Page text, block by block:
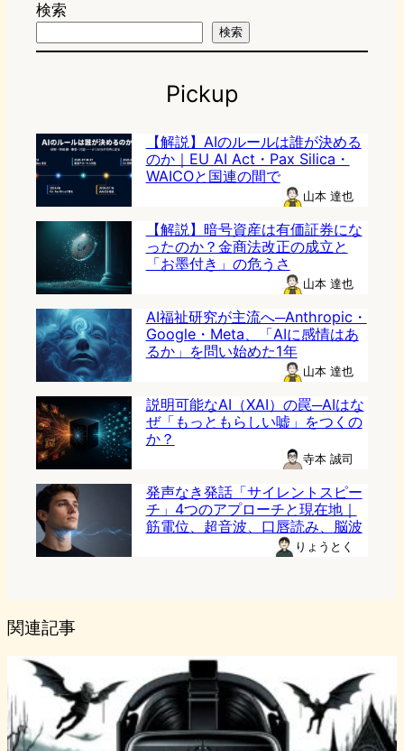
検索
検索
Pickup
【解説】AIのルールは誰が決める
のか｜EU AI Act・Pax Silica・
WAICOと国連の間で
山本 達也
【解説】暗号資産は有価証券にな
ったのか？金商法改正の成立と
「お墨付き」の危うさ
山本 達也
AI福祉研究が主流へ─Anthropic・
Google・Meta、「AIに感情はあ
るか」を問い始めた1年
山本 達也
説明可能なAI（XAI）の罠─AIはな
ぜ「もっともらしい嘘」をつくの
か？
寺本 誠司
発声なき発話「サイレントスピー
チ」4つのアプローチと現在地｜
筋電位、超音波、口唇読み、脳波
りょうとく
関連記事